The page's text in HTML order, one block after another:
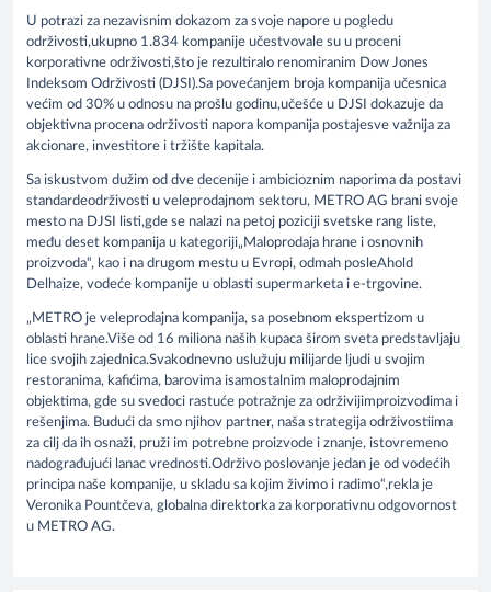
U potrazi za nezavisnim dokazom za svoje napore u pogledu
održivosti,ukupno 1.834 kompanije učestvovale su u proceni
korporativne održivosti,što je rezultiralo renomiranim Dow Jones
Indeksom Održivosti (DJSI).Sa povećanjem broja kompanija učesnica
većim od 30% u odnosu na prošlu godinu,učešće u DJSI dokazuje da
objektivna procena održivosti napora kompanija postajesve važnija za
akcionare, investitore i tržište kapitala.
Sa iskustvom dužim od dve decenije i ambicioznim naporima da postavi
standardeodrživosti u veleprodajnom sektoru, METRO AG brani svoje
mesto na DJSI listi,gde se nalazi na petoj poziciji svetske rang liste,
među deset kompanija u kategoriji„Maloprodaja hrane i osnovnih
proizvoda“, kao i na drugom mestu u Evropi, odmah posleAhold
Delhaize, vodeće kompanije u oblasti supermarketa i e-trgovine.
„METRO je veleprodajna kompanija, sa posebnom ekspertizom u
oblasti hrane.Više od 16 miliona naših kupaca širom sveta predstavljaju
lice svojih zajednica.Svakodnevno uslužuju milijarde ljudi u svojim
restoranima, kafićima, barovima isamostalnim maloprodajnim
objektima, gde su svedoci rastuće potražnje za održivijimproizvodima i
rešenjima. Budući da smo njihov partner, naša strategija održivostiima
za cilj da ih osnaži, pruži im potrebne proizvode i znanje, istovremeno
nadograđujući lanac vrednosti.Održivo poslovanje jedan je od vodećih
principa naše kompanije, u skladu sa kojim živimo i radimo“,rekla je
Veronika Pountčeva, globalna direktorka za korporativnu odgovornost
u METRO AG.